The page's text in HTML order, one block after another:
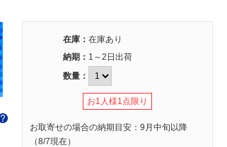
在庫： 在庫あり
納期： 1～2日出荷
数量：
お1人様1点限り
お取寄せの場合の納期目安：9月中旬以降
（8/7現在）